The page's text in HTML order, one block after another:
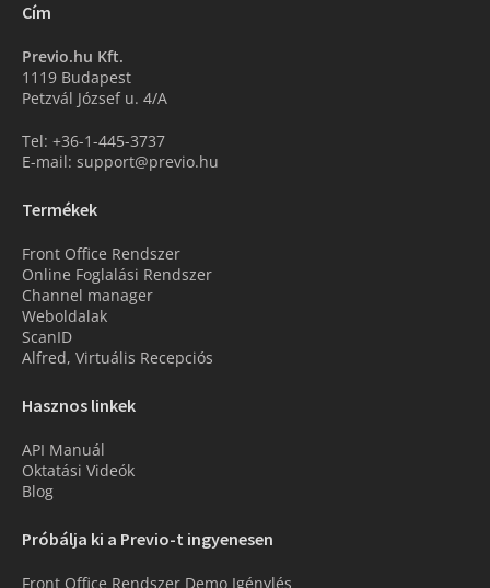
Cím
Previo.hu Kft.
1119 Budapest
Petzvál József u. 4/A
Tel: +36-1-445-3737
E-mail: support@previo.hu
Termékek
Front Office Rendszer
Online Foglalási Rendszer
Channel manager
Weboldalak
ScanID
Alfred, Virtuális Recepciós
Hasznos linkek
API Manuál
Oktatási Videók
Blog
Próbálja ki a Previo-t ingyenesen
Front Office Rendszer Demo Igénylés